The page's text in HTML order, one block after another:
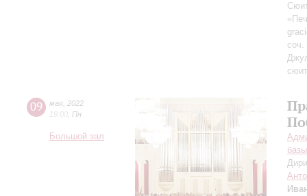
09 мая 2022
19:00 Пн
Большой зал
базы